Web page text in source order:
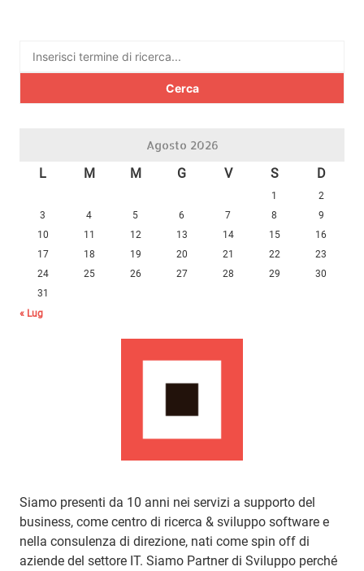
Ricerca
Agosto 2026
L M M G V S D
1
2
3
4 5 6 7 8
9
10
11 12 13 14 15
16
17
18 19 20 21 22
23
24
25 26 27 28 29
30
31
« Lug
Siamo presenti da 10 anni nei servizi a supporto del
business, come centro di ricerca & sviluppo software e
nella consulenza di direzione, nati come spin off di
aziende del settore IT. Siamo Partner di Sviluppo perché